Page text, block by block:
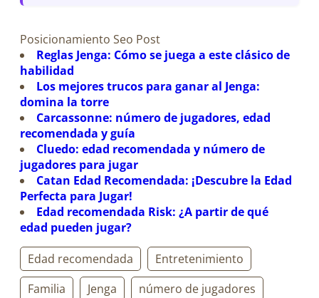
Posicionamiento Seo Post
Reglas Jenga: Cómo se juega a este clásico de
habilidad
Los mejores trucos para ganar al Jenga:
domina la torre
Carcassonne: número de jugadores, edad
recomendada y guía
Cluedo: edad recomendada y número de
jugadores para jugar
Catan Edad Recomendada: ¡Descubre la Edad
Perfecta para Jugar!
Edad recomendada Risk: ¿A partir de qué
edad pueden jugar?
Edad recomendada
Entretenimiento
Familia
Jenga
número de jugadores